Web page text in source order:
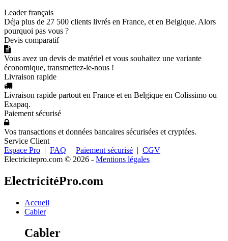
Leader français
Déja plus de 27 500 clients livrés en France, et en Belgique. Alors
pourquoi pas vous ?
Devis comparatif
Vous avez un devis de matériel et vous souhaitez une variante
économique, transmettez-le-nous !
Livraison rapide
Livraison rapide partout en France et en Belgique en Colissimo ou
Exapaq.
Paiement sécurisé
Vos transactions et données bancaires sécurisées et cryptées.
Service Client
Espace Pro | FAQ | Paiement sécurisé | CGV
Electricitepro.com © 2026 - Mentions légales
ElectricitéPro.com
Accueil
Cabler
Cabler